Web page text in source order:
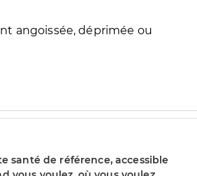
angoissée, déprimée ou
santé de référence, accessible